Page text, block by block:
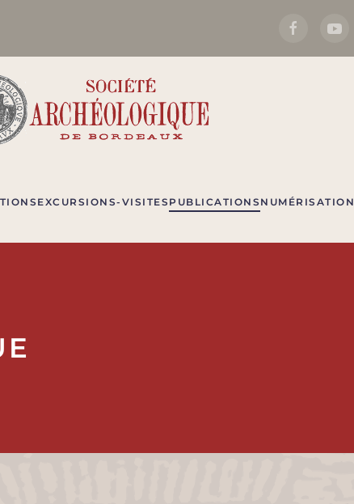
EXCURSIONS-VISITES PUBLICATIONS NUMÉRISATION